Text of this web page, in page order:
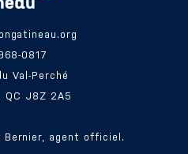
0817
Val-Perché
QC J8Z 2A5
agent officiel.